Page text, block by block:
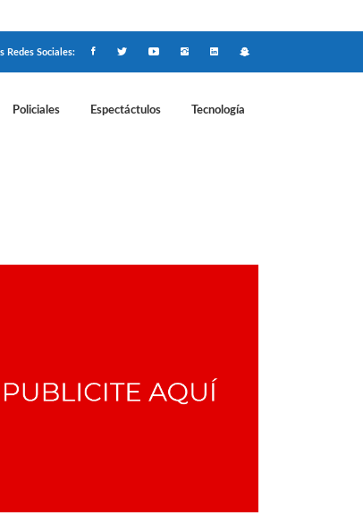
Redes Sociales:
Policiales Espectáctulos Tecnología